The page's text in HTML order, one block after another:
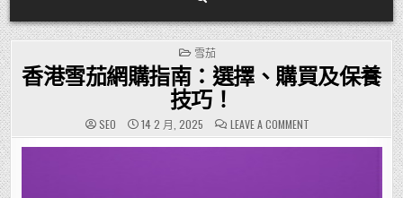
POSTED
IN
雪茄
香港雪茄網購指南：選擇、購買及保養
技巧！
SEO 14 2 月, 2025 LEAVE A COMMENTON
香
港